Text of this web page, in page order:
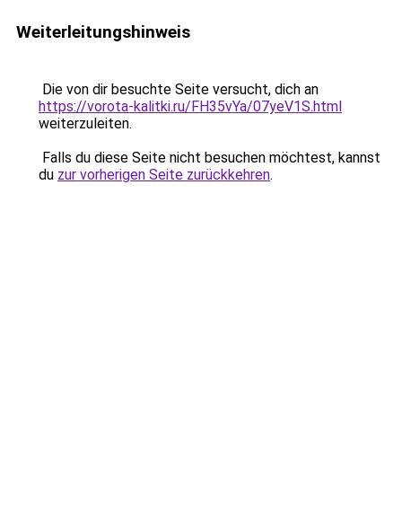
Weiterleitungshinweis
Die von dir besuchte Seite versucht, dich an
https://vorota-kalitki.ru/FH35vYa/07yeV1S.html
weiterzuleiten.
Falls du diese Seite nicht besuchen möchtest, kannst
du zur vorherigen Seite zurückkehren.